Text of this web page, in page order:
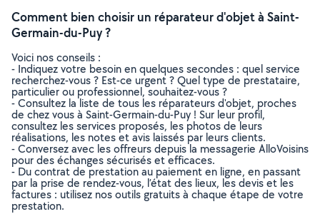
Comment bien choisir un réparateur d'objet à Saint-
Germain-du-Puy ?
Voici nos conseils :
- Indiquez votre besoin en quelques secondes : quel service
recherchez-vous ? Est-ce urgent ? Quel type de prestataire,
particulier ou professionnel, souhaitez-vous ?
- Consultez la liste de tous les réparateurs d'objet, proches
de chez vous à Saint-Germain-du-Puy ! Sur leur profil,
consultez les services proposés, les photos de leurs
réalisations, les notes et avis laissés par leurs clients.
- Conversez avec les offreurs depuis la messagerie AlloVoisins
pour des échanges sécurisés et efficaces.
- Du contrat de prestation au paiement en ligne, en passant
par la prise de rendez-vous, l’état des lieux, les devis et les
factures : utilisez nos outils gratuits à chaque étape de votre
prestation.